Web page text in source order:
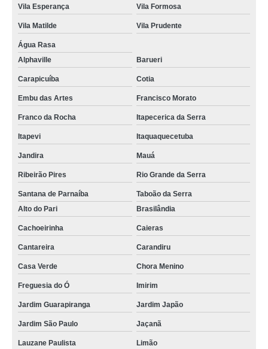
Vila Esperança Vila Formosa
Vila Matilde Vila Prudente
Água Rasa
Alphaville
Barueri
Carapicuíba Cotia
Embu das Artes Francisco Morato
Franco da Rocha Itapecerica da Serra
Itapevi Itaquaquecetuba
Jandira Mauá
Ribeirão Pires Rio Grande da Serra
Santana de Parnaíba
Taboão da Serra
Alto do Pari
Brasilândia
Cachoeirinha Caieras
Cantareira Carandiru
Casa Verde Chora Menino
Freguesia do Ó Imirim
Jardim Guarapiranga Jardim Japão
Jardim São Paulo Jaçanã
Lauzane Paulista Limão